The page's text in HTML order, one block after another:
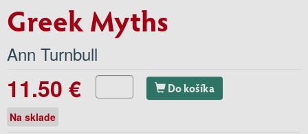
Greek Myths
Ann Turnbull
11.50 € Do košíka
Na sklade